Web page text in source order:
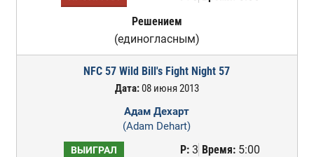
Решением
(единогласным)
NFC 57 Wild Bill's Fight Night 57
Дата:08 июня 2013
Адам Дехарт
(Adam Dehart)
ВЫИГРАЛ Р:3 Время:5:00